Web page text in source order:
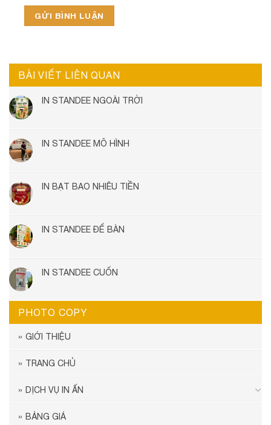
BÀI VIẾT LIÊN QUAN
IN STANDEE NGOÀI TRỜI
IN STANDEE MÔ HÌNH
IN BẠT BAO NHIÊU TIỀN
IN STANDEE ĐỂ BÀN
IN STANDEE CUỐN
PHOTO COPY
GIỚI THIỆU
TRANG CHỦ
DỊCH VỤ IN ẤN
BẢNG GIÁ